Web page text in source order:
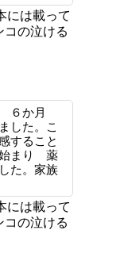
には載って
コの泣ける
６か月
した。こ
すること
まり 薬
た。家族
には載って
コの泣ける